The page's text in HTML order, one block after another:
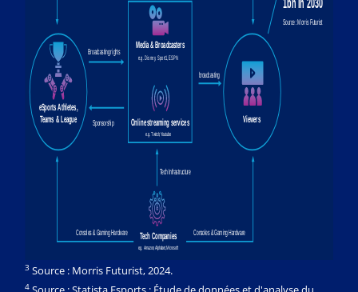
3 Source : Morris Futurist, 2024.
4